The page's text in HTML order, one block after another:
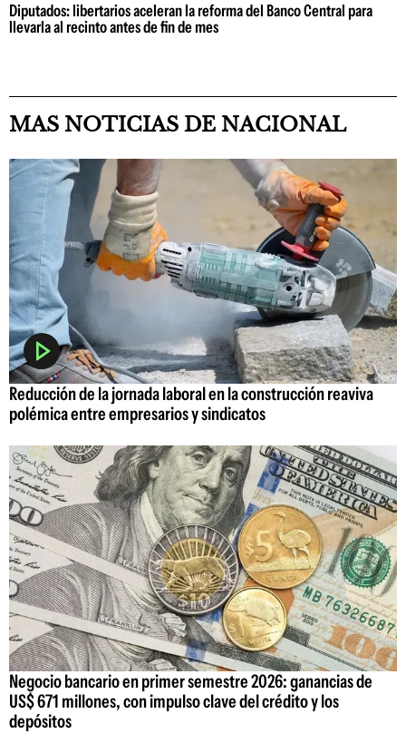
Diputados: libertarios aceleran la reforma del Banco Central para
llevarla al recinto antes de fin de mes
MAS NOTICIAS DE NACIONAL
Reducción de la jornada laboral en la construcción reaviva
polémica entre empresarios y sindicatos
Negocio bancario en primer semestre 2026: ganancias de
US$ 671 millones, con impulso clave del crédito y los
depósitos